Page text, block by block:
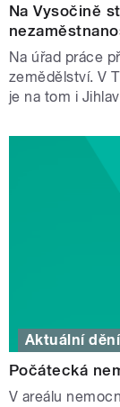
Na Vysočině
Na úřad práce
zemědělství. V
je na tom i
Aktuální dění
Počátecká
V areálu